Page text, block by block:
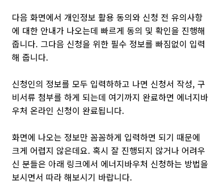
다음 화면에서 개인정보 활용 동의와 신청 전 유의사항
에 대한 안내가 나오는데 빠르게 동의 및 확인을 진행해
줍니다. 그다음 신청을 위한 필수 정보를 빠짐없이 입력
해 줍니다.
신청인의 정보를 모두 입력하하고 나면 신청서 작성, 구
비서류 첨부를 하게 되는데 여기까지 완료하면 에너지바
우처 온라인 신청이 완료됩니다.
화면에 나오는 정보만 꼼꼼하게 입력하면 되기 때문에
크게 어렵지 않은데요. 혹시 잘 진행되지 않거나 어려우
신 분들은 아래 링크에서 에너지바우처 신청하는 방법을
보시면서 따라 해보시기 바랍니다.